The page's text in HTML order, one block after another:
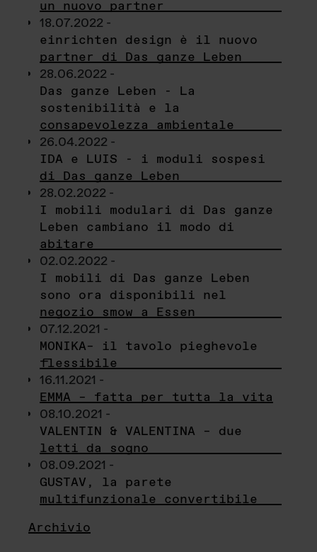
un nuovo partner
18.07.2022 -
einrichten design è il nuovo
partner di Das ganze Leben
28.06.2022 -
Das ganze Leben - La
sostenibilità e la
consapevolezza ambientale
26.04.2022 -
IDA e LUIS - i moduli sospesi
di Das ganze Leben
28.02.2022 -
I mobili modulari di Das ganze
Leben cambiano il modo di
abitare
02.02.2022 -
I mobili di Das ganze Leben
sono ora disponibili nel
negozio smow a Essen
07.12.2021 -
MONIKA– il tavolo pieghevole
flessibile
16.11.2021 -
EMMA – fatta per tutta la vita
08.10.2021 -
VALENTIN & VALENTINA – due
letti da sogno
08.09.2021 -
GUSTAV, la parete
multifunzionale convertibile
Archivio